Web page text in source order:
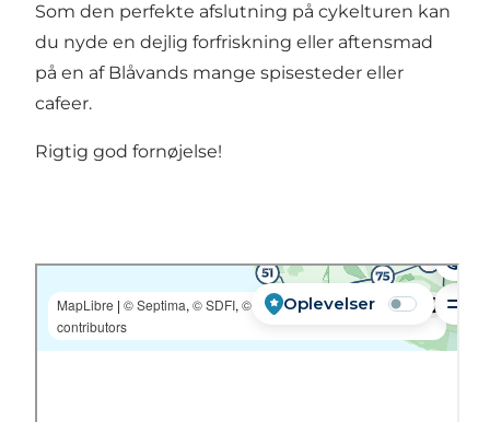
Som den perfekte afslutning på cykelturen kan
du nyde en dejlig forfriskning eller aftensmad
på en af Blåvands mange spisesteder eller
cafeer.
Rigtig god fornøjelse!